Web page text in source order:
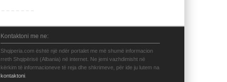
Kontaktoni me ne:
Shqiperia.com është një ndër portalet me më shumë informacion
rreth Shqipërisë (Albania) në internet. Ne jemi vazhdimisht në
kërkim të informacioneve të reja dhe shkrimeve, për ide ju lutem na
kontaktoni